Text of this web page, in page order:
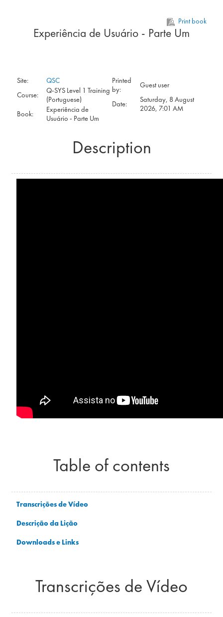
Print book
Experiência de Usuário - Parte Um
Site:
QSC
Course:
Q-SYS Level 1 Training
(Portuguese)
Book:
Experiência de
Usuário - Parte Um
Printed
by:
Guest user
Date:
Saturday, 8 August
2026, 7:01 AM
Description
Table of contents
Transcrições de Vídeo
Descrição da Lição
Downloads e Links
Transcrições de Vídeo